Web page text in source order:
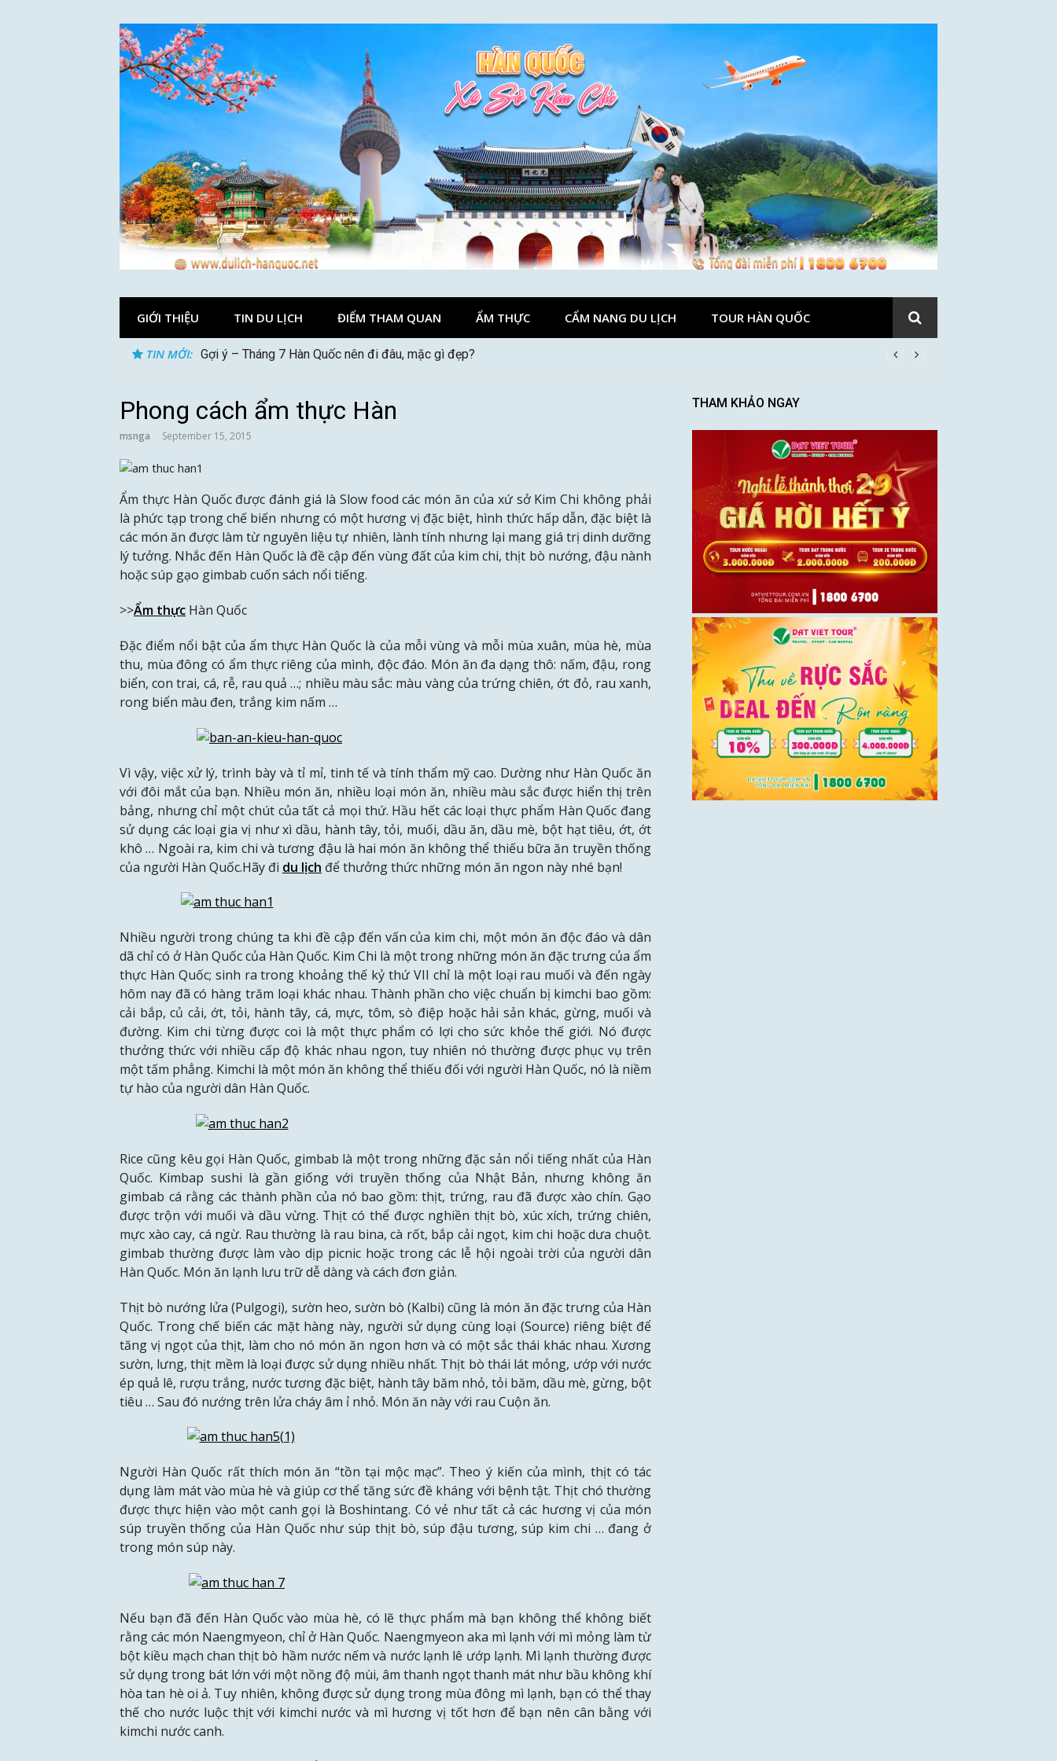
GIỚI THIỆU TIN DU LỊCH ĐIỂM THAM QUAN ẨM THỰC CẨM NANG DU LỊCH TOUR HÀN QUỐC
TIN MỚI: Gợi ý – Tháng 7 Hàn Quốc nên đi đâu, mặc gì đẹp?
Phong cách ẩm thực Hàn
msnga September 15, 2015
Ẩm thực Hàn Quốc được đánh giá là Slow food các món ăn của xứ sở Kim Chi không phải
là phức tạp trong chế biến nhưng có một hương vị đặc biệt, hình thức hấp dẫn, đặc biệt là
các món ăn được làm từ nguyên liệu tự nhiên, lành tính nhưng lại mang giá trị dinh dưỡng
lý tưởng. Nhắc đến Hàn Quốc là đề cập đến vùng đất của kim chi, thịt bò nướng, đậu nành
hoặc súp gạo gimbab cuốn sách nổi tiếng.
>>Ẩm thực Hàn Quốc
Đặc điểm nổi bật của ẩm thực Hàn Quốc là của mỗi vùng và mỗi mùa xuân, mùa hè, mùa
thu, mùa đông có ẩm thực riêng của mình, độc đáo. Món ăn đa dạng thô: nấm, đậu, rong
biển, con trai, cá, rễ, rau quả …; nhiều màu sắc: màu vàng của trứng chiên, ớt đỏ, rau xanh,
rong biển màu đen, trắng kim nấm …
Vì vậy, việc xử lý, trình bày và tỉ mỉ, tinh tế và tính thẩm mỹ cao. Dường như Hàn Quốc ăn
với đôi mắt của bạn. Nhiều món ăn, nhiều loại món ăn, nhiều màu sắc được hiển thị trên
bảng, nhưng chỉ một chút của tất cả mọi thứ. Hầu hết các loại thực phẩm Hàn Quốc đang
sử dụng các loại gia vị như xì dầu, hành tây, tỏi, muối, dầu ăn, dầu mè, bột hạt tiêu, ớt, ớt
khô … Ngoài ra, kim chi và tương đậu là hai món ăn không thể thiếu bữa ăn truyền thống
của người Hàn Quốc.Hãy đi du lịch để thưởng thức những món ăn ngon này nhé bạn!
Nhiều người trong chúng ta khi đề cập đến vấn của kim chi, một món ăn độc đáo và dân
dã chỉ có ở Hàn Quốc của Hàn Quốc. Kim Chi là một trong những món ăn đặc trưng của ẩm
thực Hàn Quốc; sinh ra trong khoảng thế kỷ thứ VII chỉ là một loại rau muối và đến ngày
hôm nay đã có hàng trăm loại khác nhau. Thành phần cho việc chuẩn bị kimchi bao gồm:
cải bắp, củ cải, ớt, tỏi, hành tây, cá, mực, tôm, sò điệp hoặc hải sản khác, gừng, muối và
đường. Kim chi từng được coi là một thực phẩm có lợi cho sức khỏe thế giới. Nó được
thưởng thức với nhiều cấp độ khác nhau ngon, tuy nhiên nó thường được phục vụ trên
một tấm phẳng. Kimchi là một món ăn không thể thiếu đối với người Hàn Quốc, nó là niềm
tự hào của người dân Hàn Quốc.
Rice cũng kêu gọi Hàn Quốc, gimbab là một trong những đặc sản nổi tiếng nhất của Hàn
Quốc. Kimbap sushi là gần giống với truyền thống của Nhật Bản, nhưng không ăn
gimbab cá rằng các thành phần của nó bao gồm: thịt, trứng, rau đã được xào chín. Gạo
được trộn với muối và dầu vừng. Thịt có thể được nghiền thịt bò, xúc xích, trứng chiên,
mực xào cay, cá ngừ. Rau thường là rau bina, cà rốt, bắp cải ngọt, kim chi hoặc dưa chuột.
gimbab thường được làm vào dịp picnic hoặc trong các lễ hội ngoài trời của người dân
Hàn Quốc. Món ăn lạnh lưu trữ dễ dàng và cách đơn giản.
Thịt bò nướng lửa (Pulgogi), sườn heo, sườn bò (Kalbi) cũng là món ăn đặc trưng của Hàn
Quốc. Trong chế biến các mặt hàng này, người sử dụng cùng loại (Source) riêng biệt để
tăng vị ngọt của thịt, làm cho nó món ăn ngon hơn và có một sắc thái khác nhau. Xương
sườn, lưng, thịt mềm là loại được sử dụng nhiều nhất. Thịt bò thái lát mỏng, ướp với nước
ép quả lê, rượu trắng, nước tương đặc biệt, hành tây băm nhỏ, tỏi băm, dầu mè, gừng, bột
tiêu … Sau đó nướng trên lửa cháy âm ỉ nhỏ. Món ăn này với rau Cuộn ăn.
Người Hàn Quốc rất thích món ăn “tồn tại mộc mạc”. Theo ý kiến ​​của mình, thịt có tác
dụng làm mát vào mùa hè và giúp cơ thể tăng sức đề kháng với bệnh tật. Thịt chó thường
được thực hiện vào một canh gọi là Boshintang. Có vẻ như tất cả các hương vị của món
súp truyền thống của Hàn Quốc như súp thịt bò, súp đậu tương, súp kim chi … đang ở
trong món súp này.
Nếu bạn đã đến Hàn Quốc vào mùa hè, có lẽ thực phẩm mà bạn không thể không biết
rằng các món Naengmyeon, chỉ ở Hàn Quốc. Naengmyeon aka mì lạnh với mì mỏng làm từ
bột kiều mạch chan thịt bò hầm nước nếm và nước lạnh lê ướp lạnh. Mì lạnh thường được
sử dụng trong bát lớn với một nồng độ mùi, âm thanh ngọt thanh mát như bầu không khí
hòa tan hè oi ả. Tuy nhiên, không được sử dụng trong mùa đông mì lạnh, bạn có thể thay
thế cho nước luộc thịt với kimchi nước và mì hương vị tốt hơn để bạn nên cân bằng với
kimchi nước canh.
THAM KHẢO NGAY